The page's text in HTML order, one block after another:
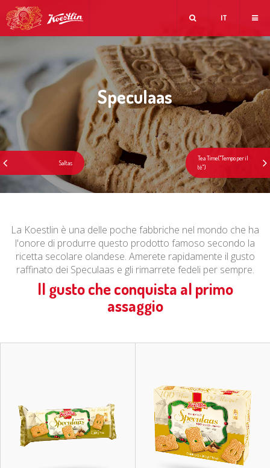
IT
Speculaas
La Koestlin è una delle poche fabbriche nel mondo che ha
l'onore di produrre questo prodotto famoso secondo la
ricetta secolare olandese. Amerete rapidamente il gusto
raffinato dei Speculaas e gli rimarrete fedeli per sempre.
Il gusto che conquista al primo
assaggio